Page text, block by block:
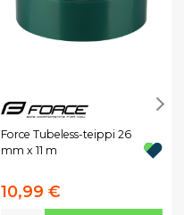
Force Tubeless-teippi 26
mm x 11 m
10,99 €